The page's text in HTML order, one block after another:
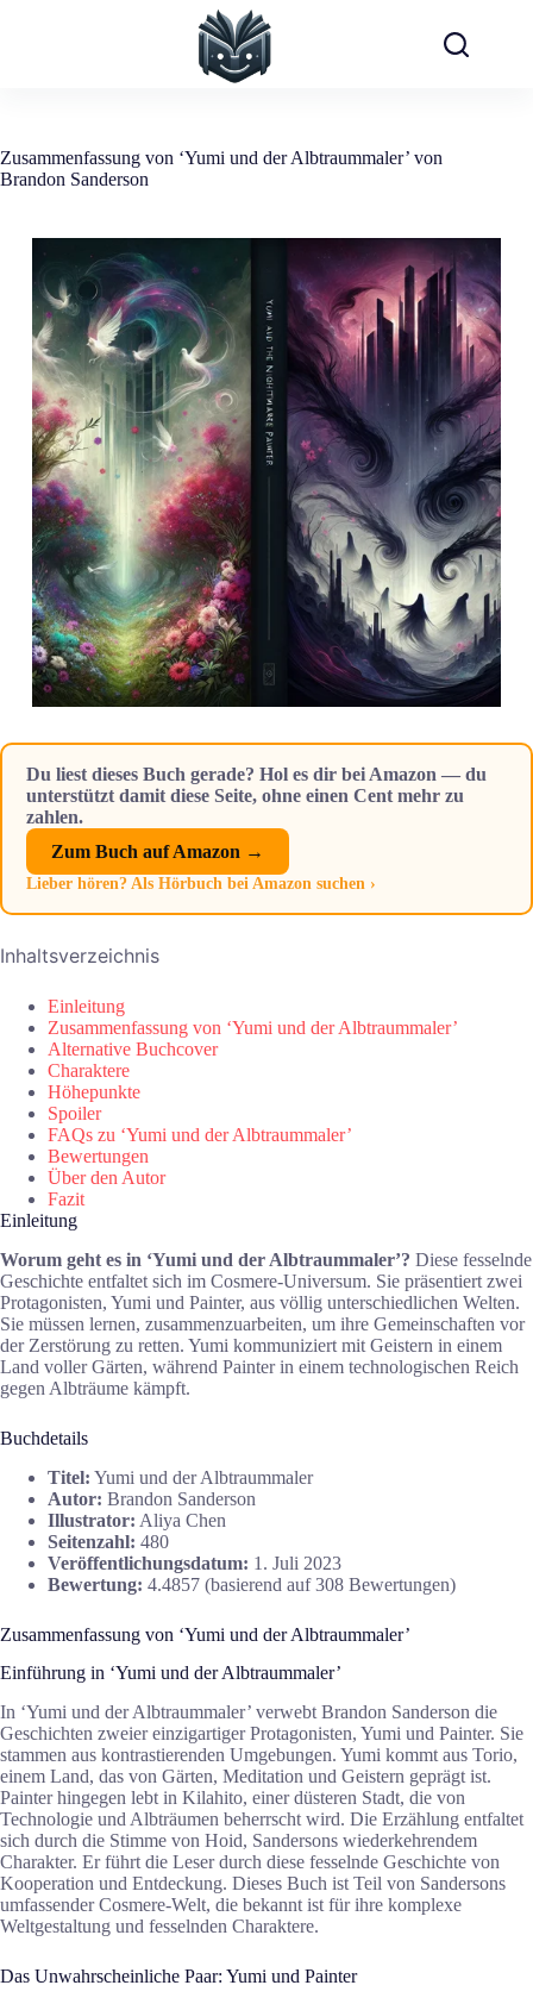
Zusammenfassung von ‘Yumi und der Albtraummaler’ von
Brandon Sanderson
Du liest dieses Buch gerade? Hol es dir bei Amazon — du
unterstützt damit diese Seite, ohne einen Cent mehr zu
zahlen.
Zum Buch auf Amazon →
Lieber hören? Als Hörbuch bei Amazon suchen ›
Inhaltsverzeichnis
Einleitung
Zusammenfassung von ‘Yumi und der Albtraummaler’
Alternative Buchcover
Charaktere
Höhepunkte
Spoiler
FAQs zu ‘Yumi und der Albtraummaler’
Bewertungen
Über den Autor
Fazit
Einleitung
Worum geht es in ‘Yumi und der Albtraummaler’? Diese fesselnde
Geschichte entfaltet sich im Cosmere-Universum. Sie präsentiert zwei
Protagonisten, Yumi und Painter, aus völlig unterschiedlichen Welten.
Sie müssen lernen, zusammenzuarbeiten, um ihre Gemeinschaften vor
der Zerstörung zu retten. Yumi kommuniziert mit Geistern in einem
Land voller Gärten, während Painter in einem technologischen Reich
gegen Albträume kämpft.
Buchdetails
Titel: Yumi und der Albtraummaler
Autor: Brandon Sanderson
Illustrator: Aliya Chen
Seitenzahl: 480
Veröffentlichungsdatum: 1. Juli 2023
Bewertung: 4.4857 (basierend auf 308 Bewertungen)
Zusammenfassung von ‘Yumi und der Albtraummaler’
Einführung in ‘Yumi und der Albtraummaler’
In ‘Yumi und der Albtraummaler’ verwebt Brandon Sanderson die
Geschichten zweier einzigartiger Protagonisten, Yumi und Painter. Sie
stammen aus kontrastierenden Umgebungen. Yumi kommt aus Torio,
einem Land, das von Gärten, Meditation und Geistern geprägt ist.
Painter hingegen lebt in Kilahito, einer düsteren Stadt, die von
Technologie und Albträumen beherrscht wird. Die Erzählung entfaltet
sich durch die Stimme von Hoid, Sandersons wiederkehrendem
Charakter. Er führt die Leser durch diese fesselnde Geschichte von
Kooperation und Entdeckung. Dieses Buch ist Teil von Sandersons
umfassender Cosmere-Welt, die bekannt ist für ihre komplexe
Weltgestaltung und fesselnden Charaktere.
Das Unwahrscheinliche Paar: Yumi und Painter